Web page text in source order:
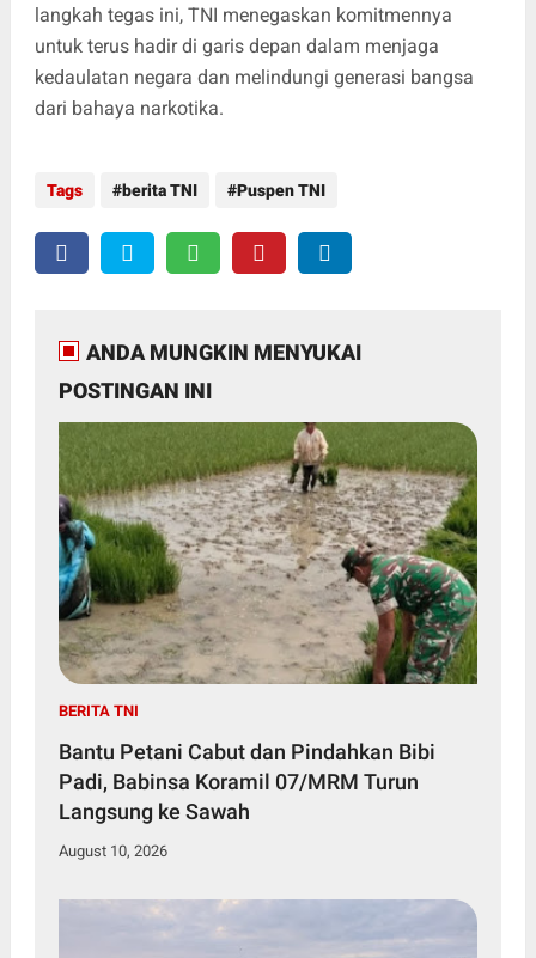
langkah tegas ini, TNI menegaskan komitmennya
untuk terus hadir di garis depan dalam menjaga
kedaulatan negara dan melindungi generasi bangsa
dari bahaya narkotika.
Tags berita TNI Puspen TNI
ANDA MUNGKIN MENYUKAI
POSTINGAN INI
BERITA TNI
Bantu Petani Cabut dan Pindahkan Bibi
Padi, Babinsa Koramil 07/MRM Turun
Langsung ke Sawah
August 10, 2026